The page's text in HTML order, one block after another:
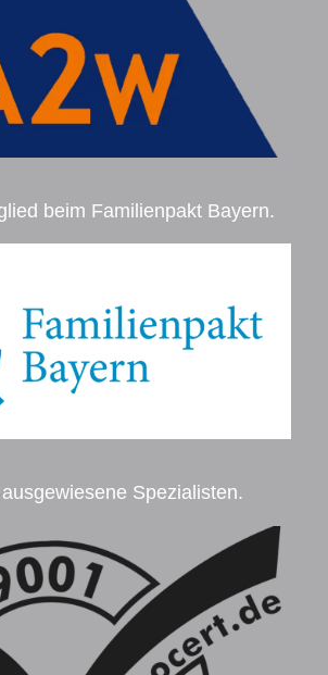
beim Familienpakt Bayern.
Spezialisten.